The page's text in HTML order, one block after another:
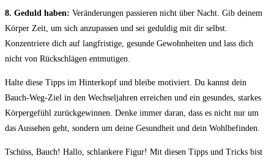
8.​ Geduld haben: Veränderungen passieren⁤ nicht über‍ Nacht. Gib deinem
Körper Zeit, um sich anzupassen und sei geduldig mit dir selbst.
Konzentriere dich auf langfristige, gesunde Gewohnheiten und lass​ dich
nicht von Rückschlägen ‌entmutigen.
Halte diese Tipps im ‌Hinterkopf‍ und bleibe motiviert. Du kannst dein
Bauch-Weg-Ziel ⁢in den ​Wechseljahren⁢ erreichen ‍und ein gesundes, starkes
Körpergefühl zurückgewinnen. Denke immer daran,⁢ dass es nicht nur​ um
‍das Aussehen geht, sondern um deine Gesundheit und dein Wohlbefinden.
Tschüss, Bauch! ​Hallo, schlankere Figur! Mit diesen Tipps und Tricks bist⁤